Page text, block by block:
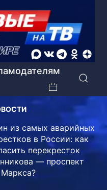
из самых аварийных
в России: как
перекресток
— проспект